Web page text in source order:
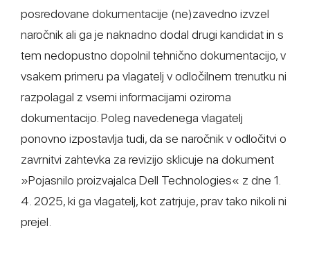
posredovane dokumentacije (ne)zavedno izvzel
naročnik ali ga je naknadno dodal drugi kandidat in s
tem nedopustno dopolnil tehnično dokumentacijo, v
vsakem primeru pa vlagatelj v odločilnem trenutku ni
razpolagal z vsemi informacijami oziroma
dokumentacijo. Poleg navedenega vlagatelj
ponovno izpostavlja tudi, da se naročnik v odločitvi o
zavrnitvi zahtevka za revizijo sklicuje na dokument
»Pojasnilo proizvajalca Dell Technologies« z dne 1.
4. 2025, ki ga vlagatelj, kot zatrjuje, prav tako nikoli ni
prejel.